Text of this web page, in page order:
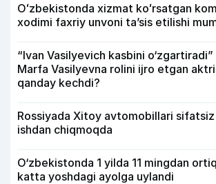
Oʻzbekistonda xizmat koʻrsatgan
xodimi faxriy unvoni taʼsis etilishi
“Ivan Vasilyevich kasbini
Marfa Vasilyevna rolini ijro etgan
qanday kechdi?
Rossiyada Xitoy avtomobillari
ishdan chiqmoqda
O‘zbekistonda 1 yilda 11 mingdan
katta yoshdagi ayolga uylandi